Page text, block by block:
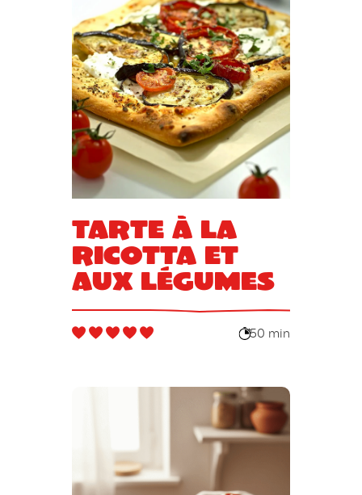
Tarte à la
ricotta et
aux légumes
50 min